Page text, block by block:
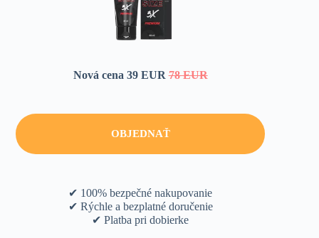
Nová cena 39 EUR78 EUR
OBJEDNAŤ
✔ 100% bezpečné nakupovanie
✔ Rýchle a bezplatné doručenie
✔ Platba pri dobierke